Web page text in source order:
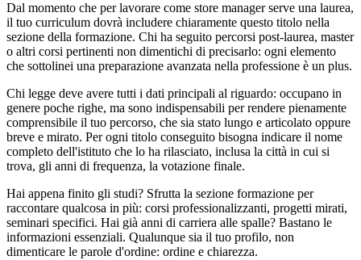
Dal momento che per lavorare come store manager serve una laurea,
il tuo curriculum dovrà includere chiaramente questo titolo nella
sezione della formazione. Chi ha seguito percorsi post-laurea, master
o altri corsi pertinenti non dimentichi di precisarlo: ogni elemento
che sottolinei una preparazione avanzata nella professione è un plus.
Chi legge deve avere tutti i dati principali al riguardo: occupano in
genere poche righe, ma sono indispensabili per rendere pienamente
comprensibile il tuo percorso, che sia stato lungo e articolato oppure
breve e mirato. Per ogni titolo conseguito bisogna indicare il nome
completo dell'istituto che lo ha rilasciato, inclusa la città in cui si
trova, gli anni di frequenza, la votazione finale.
Hai appena finito gli studi? Sfrutta la sezione formazione per
raccontare qualcosa in più: corsi professionalizzanti, progetti mirati,
seminari specifici. Hai già anni di carriera alle spalle? Bastano le
informazioni essenziali. Qualunque sia il tuo profilo, non
dimenticare le parole d'ordine: ordine e chiarezza.